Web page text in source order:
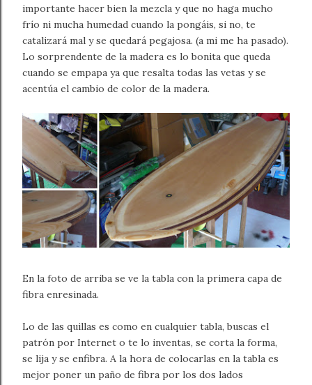
importante hacer bien la mezcla y que no haga mucho
frío ni mucha humedad cuando la pongáis, si no, te
catalizará mal y se quedará pegajosa. (a mi me ha pasado).
Lo sorprendente de la madera es lo bonita que queda
cuando se empapa ya que resalta todas las vetas y se
acentúa el cambio de color de la madera.
En la foto de arriba se ve la tabla con la primera capa de
fibra enresinada.
Lo de las quillas es como en cualquier tabla, buscas el
patrón por Internet o te lo inventas, se corta la forma,
se lija y se enfibra. A la hora de colocarlas en la tabla es
mejor poner un paño de fibra por los dos lados